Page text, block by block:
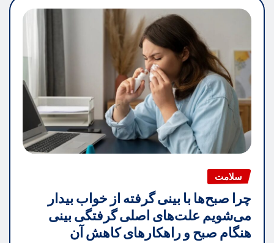
سلامت
چرا صبح‌ها با بینی گرفته از خواب بیدار
می‌شویم علت‌های اصلی گرفتگی بینی
هنگام صبح و راهکارهای کاهش آن